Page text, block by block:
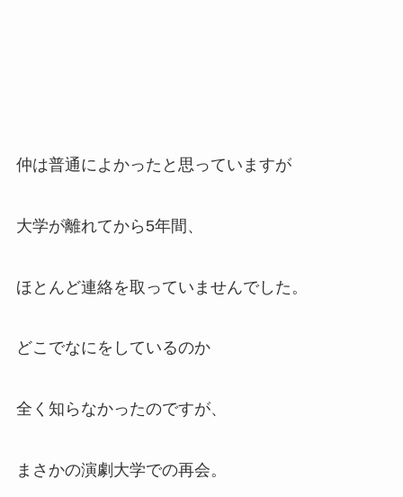
仲は普通によかったと思っていますが
大学が離れてから5年間、
ほとんど連絡を取っていませんでした。
どこでなにをしているのか
全く知らなかったのですが、
まさかの演劇大学での再会。